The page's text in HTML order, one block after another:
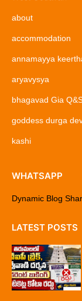
about
accommodation
annamayya
aryavysya
bhagavad Gia
goddess durga
kashi
WHATSAPP
Dynamic Blog
LATEST POSTS